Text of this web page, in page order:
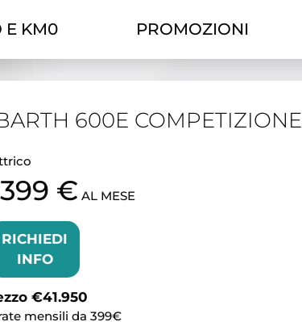
E KM0 PROMOZIONI
600E COMPETIZIONE
399 € AL MESE
RICHIEDI
INFO
€41.950
mensili da 399€